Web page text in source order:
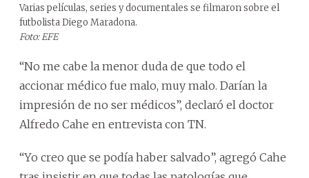
Varias películas, series y documentales se filmaron sobre el
futbolista Diego Maradona.
Foto: EFE
“No me cabe la menor duda de que todo el
accionar médico fue malo, muy malo. Darían la
impresión de no ser médicos”, declaró el doctor
Alfredo Cahe en entrevista con TN.
“Yo creo que se podía haber salvado”, agregó Cahe